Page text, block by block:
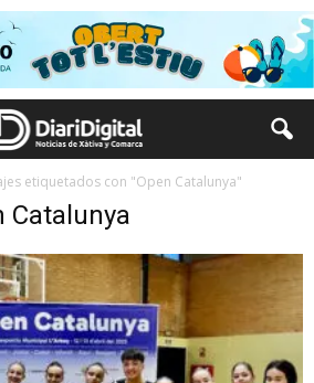
etiquetados con "Open Catalunya"
Catalunya